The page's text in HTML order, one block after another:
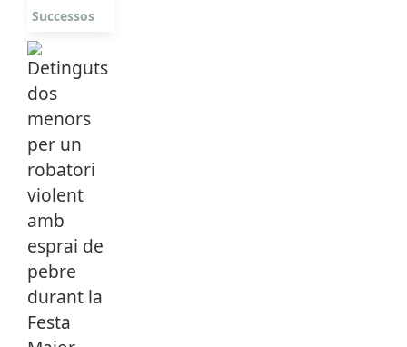
Successos